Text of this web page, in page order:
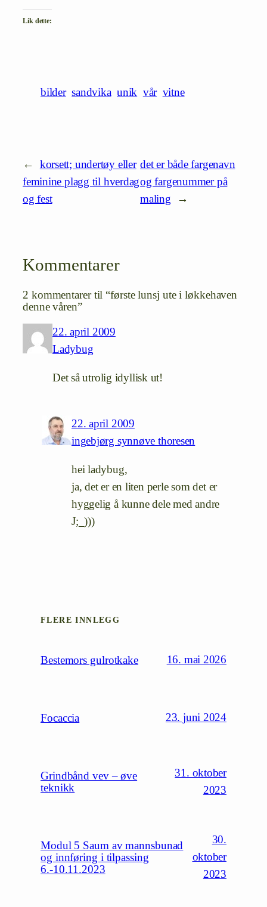
Lik dette:
bilder sandvika unik vår vitne
←
korsett; undertøy eller
feminine plagg til hverdag
og fest
det er både fargenavn
og fargenummer på
maling
→
Kommentarer
2 kommentarer til “første lunsj ute i løkkehaven
denne våren”
22. april 2009
Ladybug
Det så utrolig idyllisk ut!
22. april 2009
ingebjørg synnøve thoresen
hei ladybug,
ja, det er en liten perle som det er
hyggelig å kunne dele med andre
J;_)))
FLERE INNLEGG
Bestemors gulrotkake 16. mai 2026
Focaccia 23. juni 2024
Grindbånd vev – øve
teknikk
31. oktober
2023
Modul 5 Saum av mannsbunad
og innføring i tilpassing
6.-10.11.2023
30.
oktober
2023